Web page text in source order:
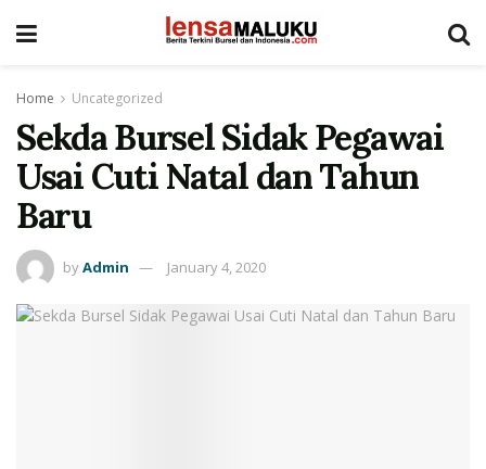
Home Uncategorized
Sekda Bursel Sidak Pegawai
Usai Cuti Natal dan Tahun
Baru
byAdmin January 4, 2020